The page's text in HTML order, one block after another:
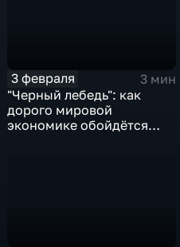
3 февраля
3 мин
"Черный лебедь": как
дорого мировой
экономике обойдётся